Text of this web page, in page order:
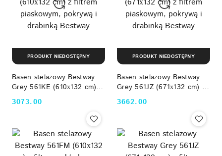
Basen stelażowy Bestway
Grey 561KE (610х132 cm) z
filtrem piaskowym, pokrywą i
drabinką Bestway
Cena:
3073.00
PRODUKT NIEDOSTĘPNY
Basen stelażowy Bestway
Grey 561JZ (671х132 cm) z
filtrem piaskowym, pokrywą i
drabinką Bestway
Cena:
3662.00
PRODUKT NIEDOSTĘPNY